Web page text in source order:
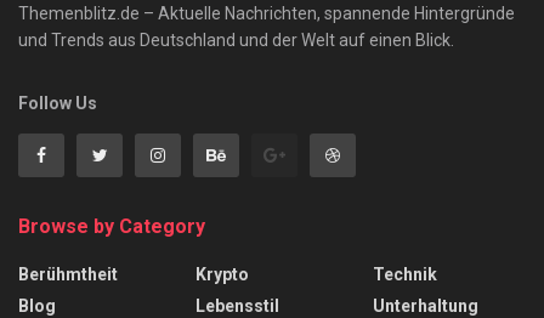
Themenblitz.de – Aktuelle Nachrichten, spannende Hintergründe
und Trends aus Deutschland und der Welt auf einen Blick.
Follow Us
Browse by Category
Berühmtheit
Blog
Krypto
Lebensstil
Technik
Unterhaltung